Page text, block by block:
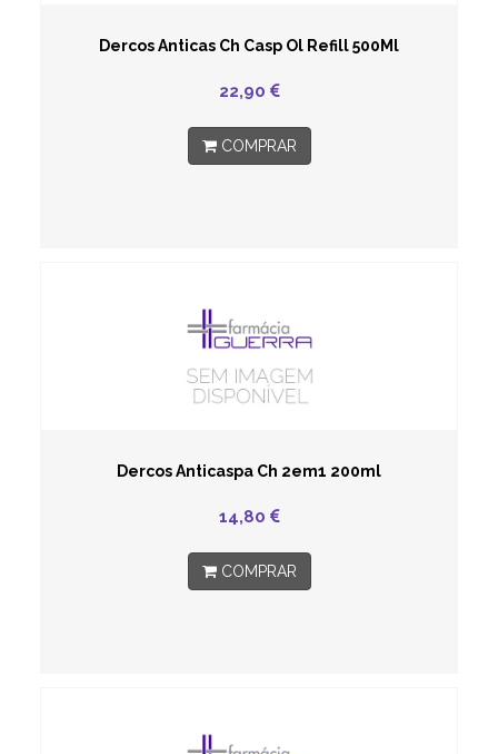
Dercos Anticas Ch Casp Ol Refill 500Ml
22,90
COMPRAR
Dercos Anticaspa Ch 2em1 200ml
14,80
COMPRAR